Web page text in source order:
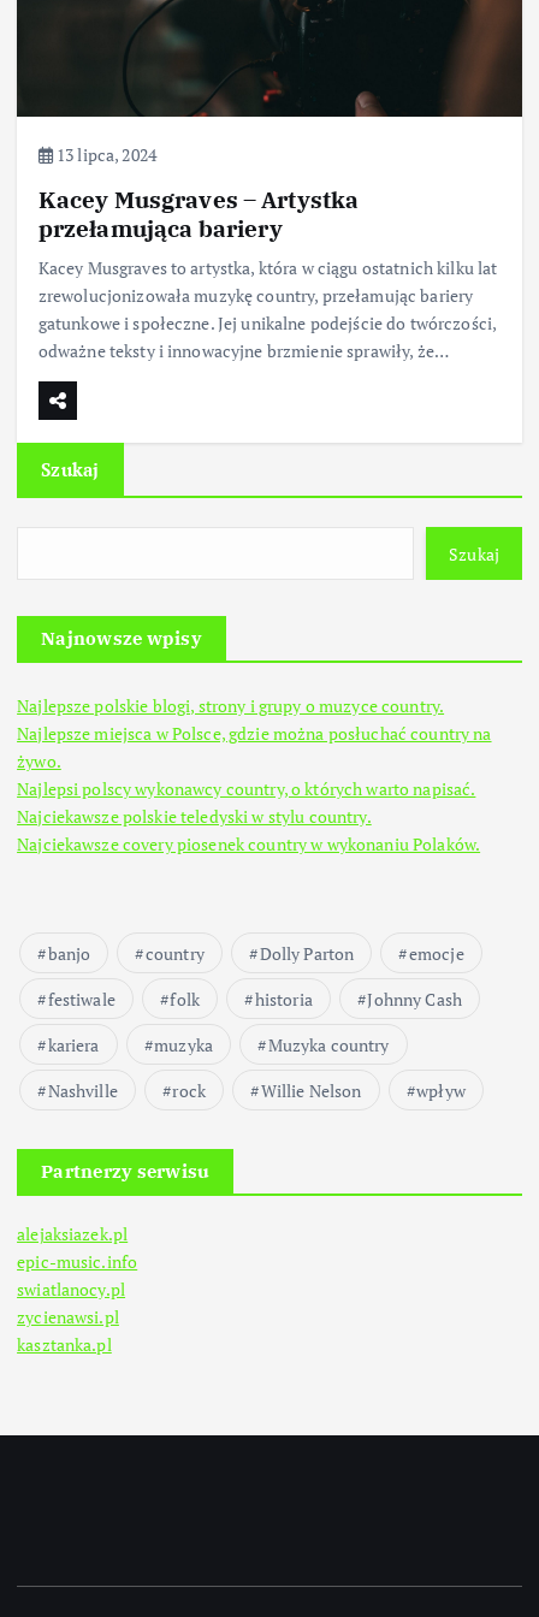
13 lipca, 2024
Kacey Musgraves – Artystka
przełamująca bariery
Kacey Musgraves to artystka, która w ciągu ostatnich kilku lat
zrewolucjonizowała muzykę country, przełamując bariery
gatunkowe i społeczne. Jej unikalne podejście do twórczości,
odważne teksty i innowacyjne brzmienie sprawiły, że…
Szukaj
Szukaj
Najnowsze wpisy
Najlepsze polskie blogi, strony i grupy o muzyce country.
Najlepsze miejsca w Polsce, gdzie można posłuchać country na
żywo.
Najlepsi polscy wykonawcy country, o których warto napisać.
Najciekawsze polskie teledyski w stylu country.
Najciekawsze covery piosenek country w wykonaniu Polaków.
banjo country Dolly Parton
emocje
festiwale
folk historia
Johnny Cash
kariera
muzyka
Muzyka country
Nashville
rock Willie Nelson wpływ
Partnerzy serwisu
alejaksiazek.pl
epic-music.info
swiatlanocy.pl
zycienawsi.pl
kasztanka.pl